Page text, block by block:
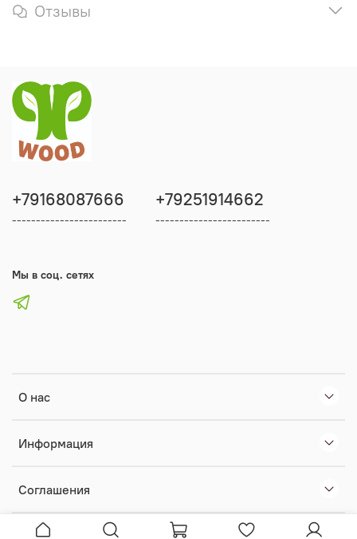
Отзывы
О нас
Информация
Соглашения
+79168087666
------------------------
+79251914662
------------------------
Мы в соц. сетях